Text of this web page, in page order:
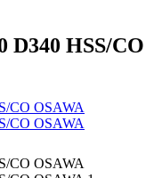
D340 HSS/CO